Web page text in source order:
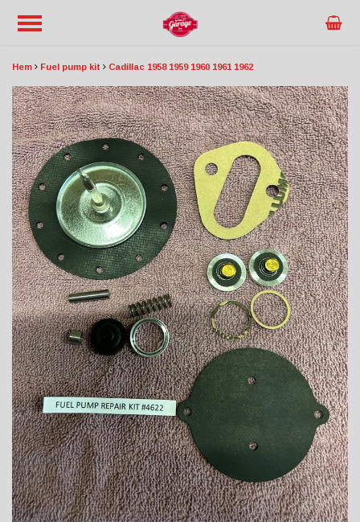
Hem Fuel pump kit Cadillac 1958 1959 1960 1961 1962